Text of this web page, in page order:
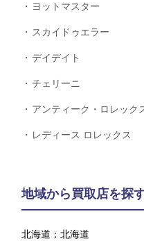
ヨットマスター
スカイドゥエラー
デイデイト
チェリーニ
アンティーク・ロレック
レディース ロレックス
地域から買取店を探
北海道：北海道